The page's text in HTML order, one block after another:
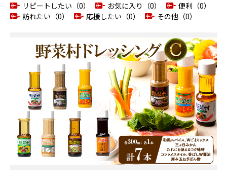
リピートしたい（0）
お気に入り（0）
便利（0）
訪れたい（0）
応援したい（0） その他（0）